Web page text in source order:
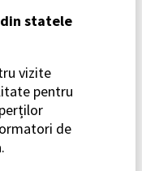
statele
vizite
pentru
de